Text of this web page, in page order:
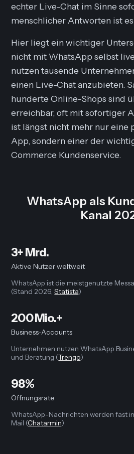
echter Live-Chat im Sinne
menschlicher Antworten ist
Hier liegt ein wichtiger
nicht mit WhatsApp selbst
nutzen tausende
einen Live-Chat anzubieten.
hunderte Online-Shops sind
erreichbar, oft mit sofortiger
ist längst nicht mehr nur eine
App, sondern einer der
Commerce Kundenservice.
WhatsApp als
Kanal
3+ Mrd.
Aktive Nutzer weltweit
WhatsApp ist die meistgenutzte
(Stand 2026,Statista)
200 Mio.+
Business-Accounts
Unternehmen nutzen WhatsApp
und Beratung (Trengo)
98%
Öffnungsrate
WhatsApp-Nachrichten werden fast
Mail (Chatarmin)